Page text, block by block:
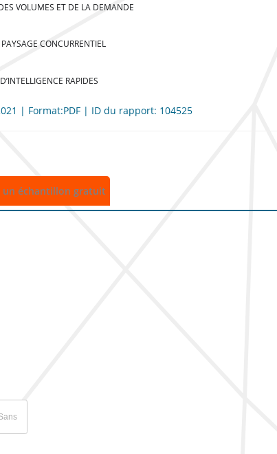
VOLUMES ET DE LA DEMANDE
CONCURRENTIEL
RAPIDES
| Format:PDF | ID du rapport: 104525
un échantillon gratuit